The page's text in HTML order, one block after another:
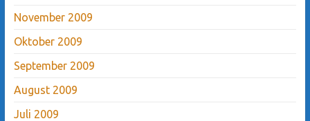
November 2009
Oktober 2009
September 2009
August 2009
Juli 2009